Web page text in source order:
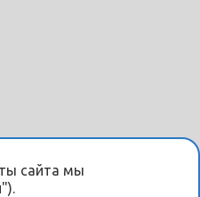
сайта мы